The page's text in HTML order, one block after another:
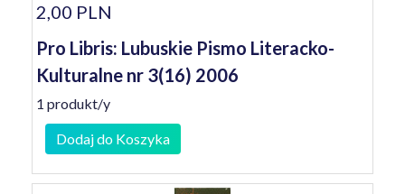
2,00 PLN
Pro Libris: Lubuskie Pismo Literacko-
Kulturalne nr 3(16) 2006
1 produkt/y
Dodaj do Koszyka